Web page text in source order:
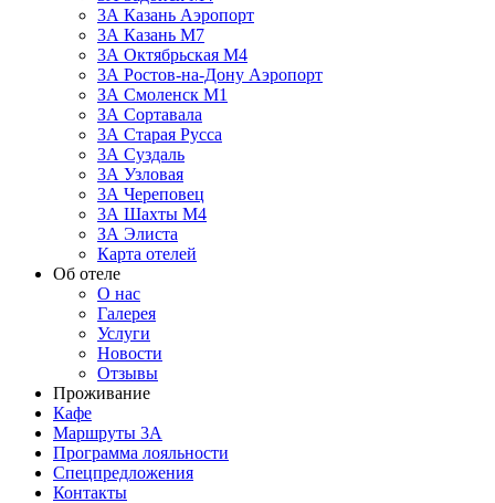
3А Казань Аэропорт
3А Казань M7
3А Октябрьская М4
3А Ростов-на-Дону Аэропорт
ЗА Смоленск М1
ЗА Сортавала
3А Старая Русса
3А Суздаль
3А Узловая
3А Череповец
3А Шахты М4
ЗА Элиста
Карта отелей
Об отеле
О нас
Галерея
Услуги
Новости
Отзывы
Проживание
Кафе
Маршруты 3А
Программа лояльности
Спецпредложения
Контакты